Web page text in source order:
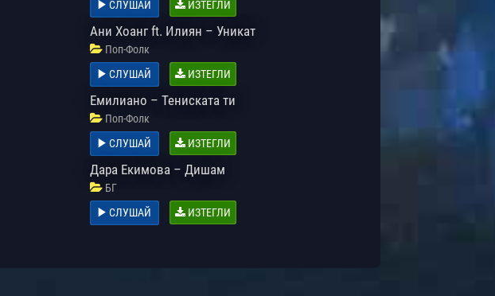
СЛУШАЙ
ИЗТЕГЛИ
Ани Хоанг ft. Илиян – Уникат
Поп-Фолк
СЛУШАЙ
ИЗТЕГЛИ
Емилиано – Тениската ти
Поп-Фолк
СЛУШАЙ
ИЗТЕГЛИ
Дара Екимова – Дишам
БГ
СЛУШАЙ
ИЗТЕГЛИ